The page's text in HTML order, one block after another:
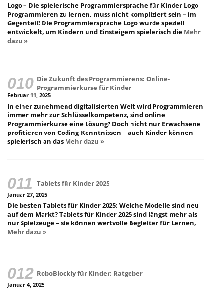
Logo – Die spielerische Programmiersprache für Kinder Logo
Programmieren zu lernen, muss nicht kompliziert sein – im
Gegenteil! Die Programmiersprache Logo wurde speziell
entwickelt, um Kindern und Einsteigern spielerisch die Mehr
dazu »
Die Zukunft des Programmierens: Online-
Programmierkurse für Kinder
Februar 11, 2025
In einer zunehmend digitalisierten Welt wird Programmieren
immer mehr zur Schlüsselkompetenz, sind online
Programmierkurse eine Lösung? Doch nicht nur Erwachsene
profitieren von Coding-Kenntnissen – auch Kinder können
spielerisch an das Mehr dazu »
Tablets für Kinder 2025
Januar 27, 2025
Die besten Tablets für Kinder 2025: Welche Modelle sind neu
auf dem Markt? Tablets für Kinder 2025 sind längst mehr als
nur Spielzeuge – sie können wertvolle Begleiter für Lernen,
Mehr dazu »
RoboBlockly für Kinder: Ratgeber
Januar 4, 2025